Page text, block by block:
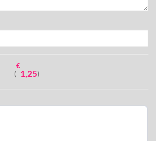
(
€
1,25)